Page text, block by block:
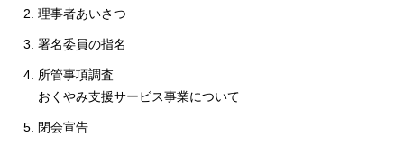
理事者あいさつ
署名委員の指名
所管事項調査
おくやみ支援サービス事業について
閉会宣告